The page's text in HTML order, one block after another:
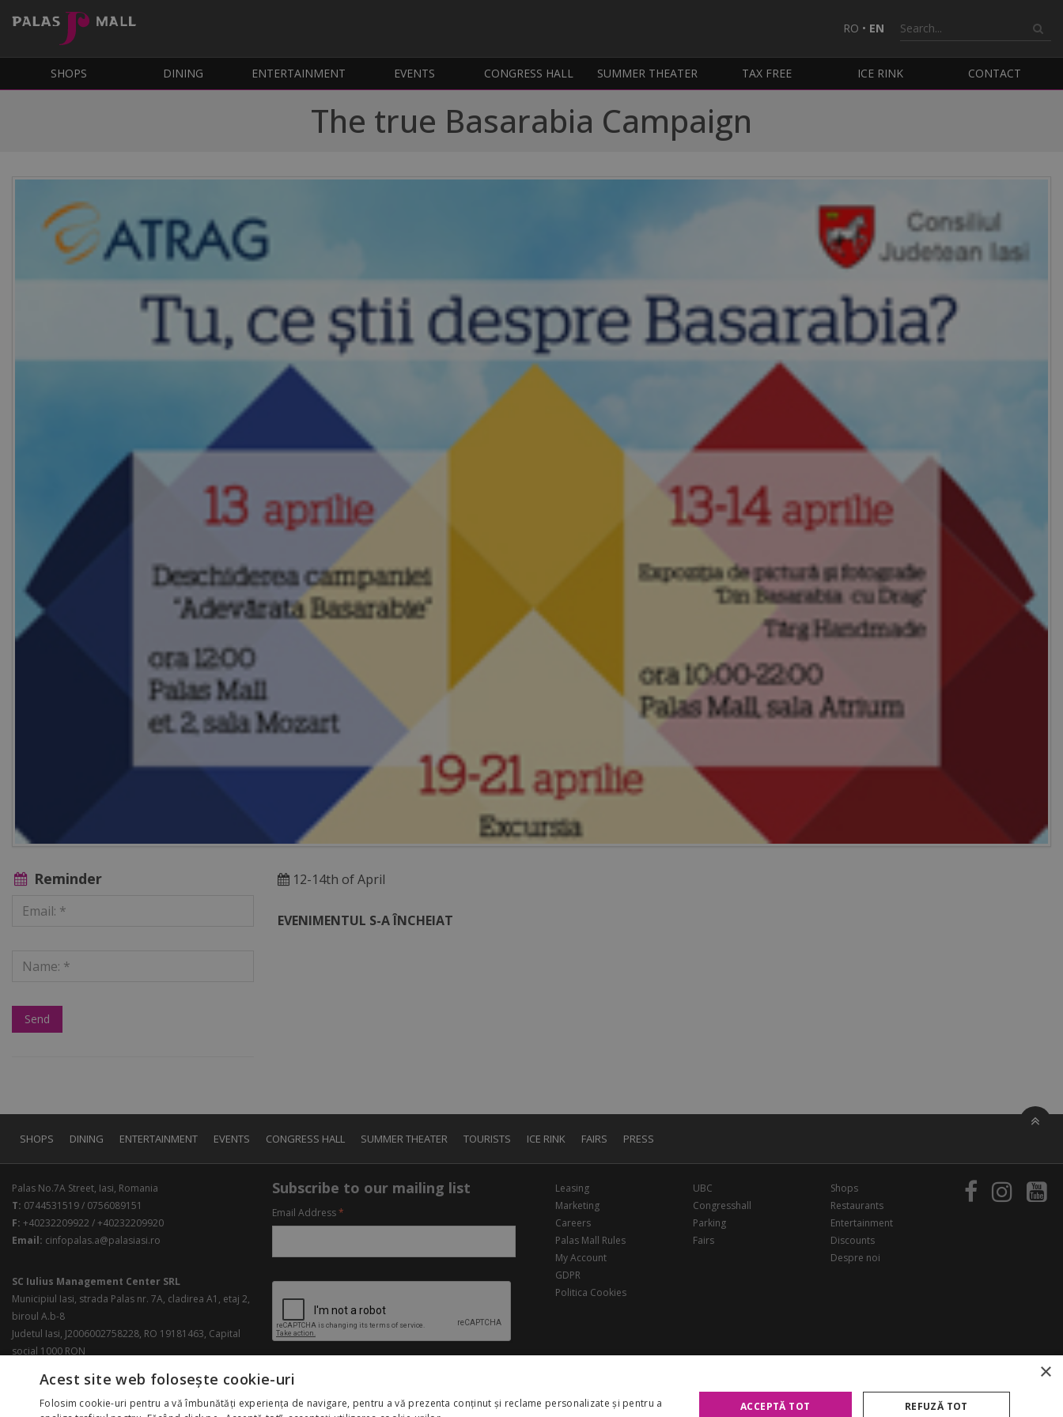
RO • EN
SHOPS DINING ENTERTAINMENT EVENTS CONGRESS HALL SUMMER THEATER TAX FREE ICE RINK CONTACT
The true Basarabia Campaign
12-14th of April
EVENIMENTUL S-A ÎNCHEIAT
Reminder
SHOPS DINING ENTERTAINMENT EVENTS CONGRESS HALL SUMMER THEATER TOURISTS ICE RINK FAIRS PRESS
Palas No.7A Street, Iasi, Romania
T: 0744531519 / 0756089151
F: +40232209922 / +40232209920
Email: cinfopalas.a@palasiasi.ro
SC Iulius Management Center SRL
Municipiul Iasi, strada Palas nr. 7A, cladirea A1, etaj 2,
biroul A.b-8
Judetul Iasi, J2006002758228, RO 19181463, Capital
social 1000 RON
Subscribe to our mailing list
Email Address*
Leasing
Marketing
Careers
Palas Mall Rules
My Account
GDPR
Politica Cookies
UBC
Congresshall
Parking
Fairs
Shops
Restaurants
Entertainment
Discounts
Despre noi
×
Acest site web folosește cookie-uri
Folosim cookie-uri pentru a vă îmbunătăți experiența de navigare, pentru a vă prezenta conținut și reclame personalizate și pentru a
ACCEPTĂ TOT REFUZĂ TOT